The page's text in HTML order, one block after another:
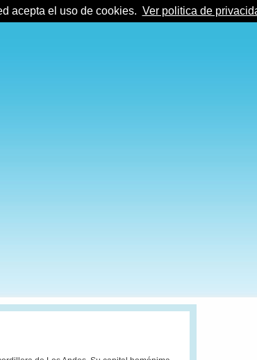
acepta el uso de cookies. Ver politica de